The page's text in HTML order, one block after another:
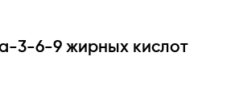
3-6-9 жирных кислот